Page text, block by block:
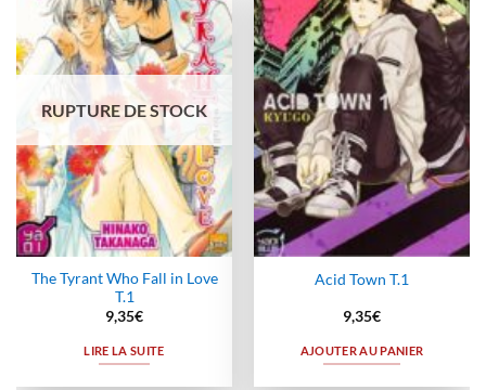
Ajouter
à la
wishlist
RUPTURE DE STOCK
The Tyrant Who Fall in Love
T.1
9,35€
LIRE LA SUITE
Ajouter
à la
wishlist
Acid Town T.1
9,35€
AJOUTER AU PANIER